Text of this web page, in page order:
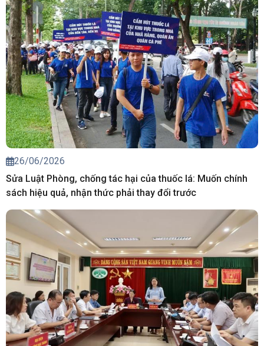
26/06/2026
Sửa Luật Phòng, chống tác hại của thuốc lá: Muốn chính
sách hiệu quả, nhận thức phải thay đổi trước